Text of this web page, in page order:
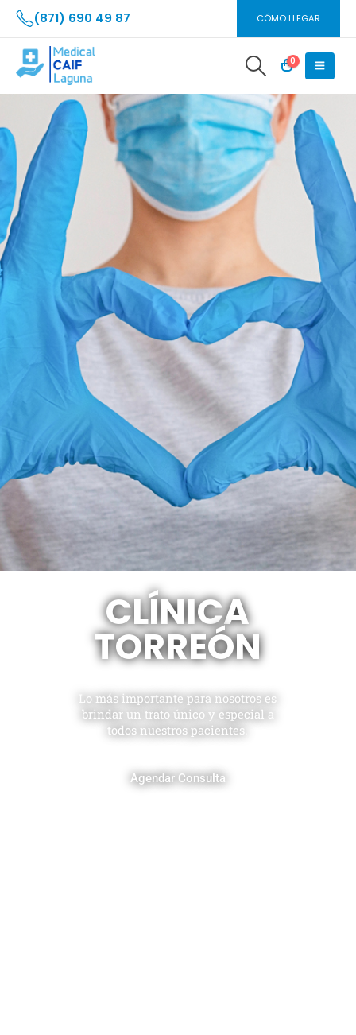
(871) 690 49 87 CÓMO LLEGAR
0
CLÍNICA
TORREÓN
Lo más importante para nosotros es
brindar un trato único y especial a
todos nuestros pacientes.
Agendar Consulta